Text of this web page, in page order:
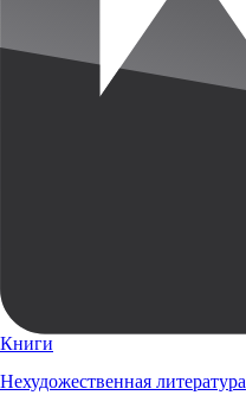
Книги
Нехудожественная литература